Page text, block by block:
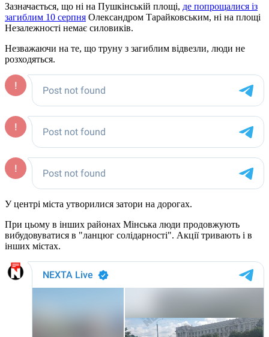
Зазначається, що ні на Пушкінській площі, де попрощалися із
загиблим 10 серпня Олександром Тарайковським, ні на площі
Незалежності немає силовиків.
Незважаючи на те, що труну з загиблим відвезли, люди не
розходяться.
У центрі міста утворилися затори на дорогах.
При цьому в інших районах Мінська люди продовжують
вибудовуватися в "ланцюг солідарності". Акції тривають і в
інших містах.